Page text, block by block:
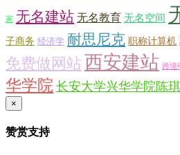
家 无名建站 无名教育 无名空间
子商务 经济学 耐思尼克 职称计算机
免费做网站 西安建站 跨境
华学院 长安大学兴华学院陈琪
×
赞赏支持